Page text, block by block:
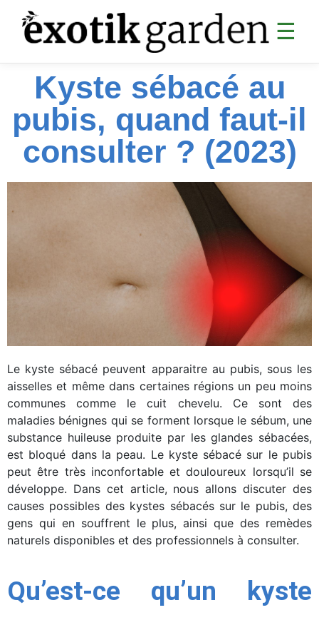
☰
SANTÉ
Digestion
Analyses sanguines
BEAUTÉ
JARDIN
TOUS NOS ARTICLES
Kyste sébacé au
pubis, quand faut-il
consulter ? (2023)
Le kyste sébacé peuvent apparaitre au pubis, sous les
aisselles et même dans certaines régions un peu moins
communes comme le cuit chevelu. Ce sont des
maladies bénignes qui se forment lorsque le sébum, une
substance huileuse produite par les glandes sébacées,
est bloqué dans la peau. Le kyste sébacé sur le pubis
peut être très inconfortable et douloureux lorsqu’il se
développe. Dans cet article, nous allons discuter des
causes possibles des kystes sébacés sur le pubis, des
gens qui en souffrent le plus, ainsi que des remèdes
naturels disponibles et des professionnels à consulter.
Qu’est-ce qu’un kyste